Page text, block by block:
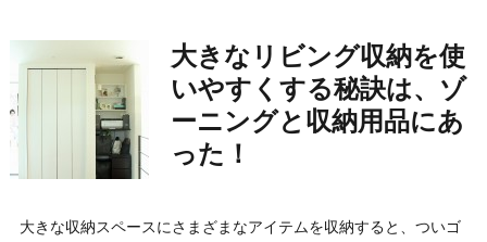
大きなリビング収納を使
いやすくする秘訣は、ゾ
ーニングと収納用品にあ
った！
大きな収納スペースにさまざまなアイテムを収納すると、ついゴ